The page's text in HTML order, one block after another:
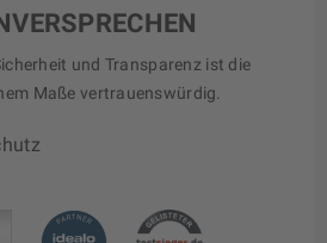
und Transparenz ist die
Maße vertrauenswürdig.